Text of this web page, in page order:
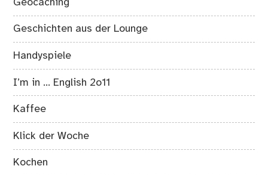
Geocaching
Geschichten aus der Lounge
Handyspiele
I’m in … English 2o11
Kaffee
Klick der Woche
Kochen